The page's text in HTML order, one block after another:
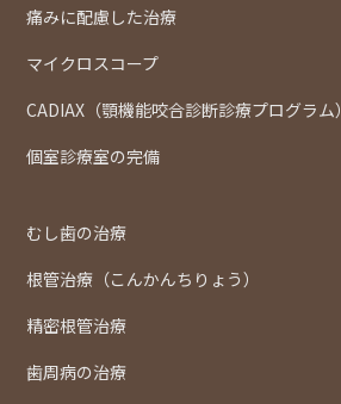
痛みに配慮した治療
マイクロスコープ
CADIAX（顎機能咬合診断診療プログラム）
個室診療室の完備
むし歯の治療
根管治療（こんかんちりょう）
精密根管治療
歯周病の治療